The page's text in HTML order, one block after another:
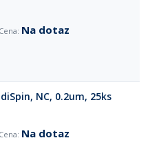
Na dotaz
NC, 0.2um, 25ks
Na dotaz